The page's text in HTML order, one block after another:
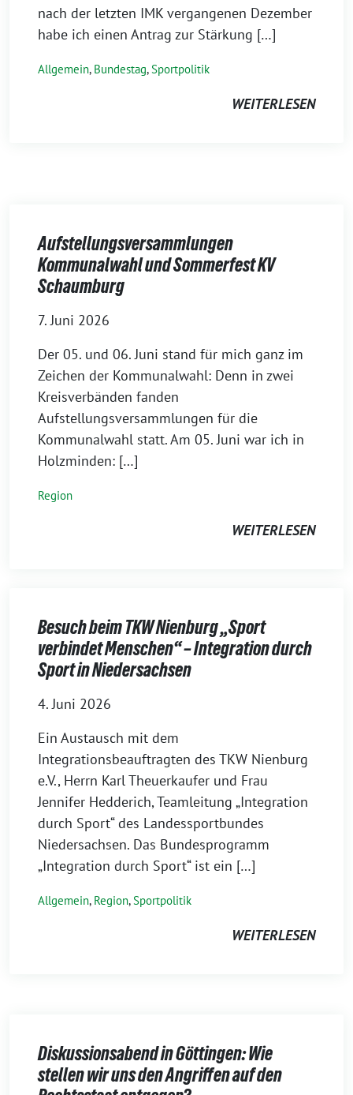
nach der letzten IMK vergangenen Dezember
habe ich einen Antrag zur Stärkung […]
Allgemein, Bundestag,Sportpolitik
WEITERLESEN
Aufstellungsversammlungen
Kommunalwahl und Sommerfest KV
Schaumburg
7. Juni 2026
Der 05. und 06. Juni stand für mich ganz im
Zeichen der Kommunalwahl: Denn in zwei
Kreisverbänden fanden
Aufstellungsversammlungen für die
Kommunalwahl statt. Am 05. Juni war ich in
Holzminden: […]
Region
WEITERLESEN
Besuch beim TKW Nienburg „Sport
verbindet Menschen“ – Integration durch
Sport in Niedersachsen
4. Juni 2026
Ein Austausch mit dem
Integrationsbeauftragten des TKW Nienburg
e.V., Herrn Karl Theuerkaufer und Frau
Jennifer Hedderich, Teamleitung „Integration
durch Sport“ des Landessportbundes
Niedersachsen. Das Bundesprogramm
„Integration durch Sport“ ist ein […]
Allgemein, Region,Sportpolitik
WEITERLESEN
Diskussionsabend in Göttingen: Wie
stellen wir uns den Angriffen auf den